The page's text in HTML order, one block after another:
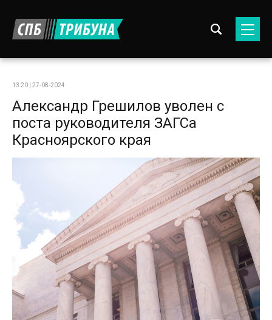
13:20 | 27-08-2024
Александр Грешилов уволен с
поста руководителя ЗАГСа
Красноярского края